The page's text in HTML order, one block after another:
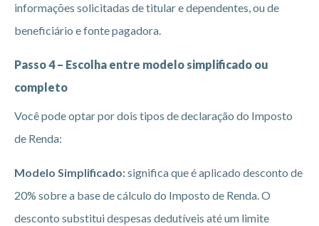
informações solicitadas de titular e dependentes, ou de
beneficiário e fonte pagadora.
Passo 4 – Escolha entre modelo simplificado ou
completo
Você pode optar por dois tipos de declaração do Imposto
de Renda:
Modelo Simplificado:significa que é aplicado desconto de
20% sobre a base de cálculo do Imposto de Renda. O
desconto substitui despesas dedutíveis até um limite